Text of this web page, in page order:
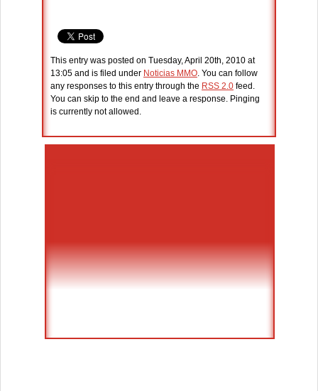
This entry was posted on Tuesday, April 20th, 2010 at
13:05 and is filed under Noticias MMO. You can follow
any responses to this entry through the RSS 2.0 feed.
You can skip to the end and leave a response. Pinging
is currently not allowed.